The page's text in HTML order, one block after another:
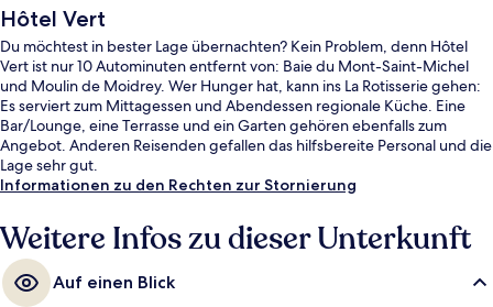
Hôtel Vert
Du möchtest in bester Lage übernachten? Kein Problem, denn Hôtel
Vert ist nur 10 Autominuten entfernt von: Baie du Mont-Saint-Michel
und Moulin de Moidrey. Wer Hunger hat, kann ins La Rotisserie gehen:
Es serviert zum Mittagessen und Abendessen regionale Küche. Eine
Bar/Lounge, eine Terrasse und ein Garten gehören ebenfalls zum
Angebot. Anderen Reisenden gefallen das hilfsbereite Personal und die
Lage sehr gut.
Informationen zu den Rechten zur Stornierung
Weitere Infos zu dieser Unterkunft
Auf einen Blick